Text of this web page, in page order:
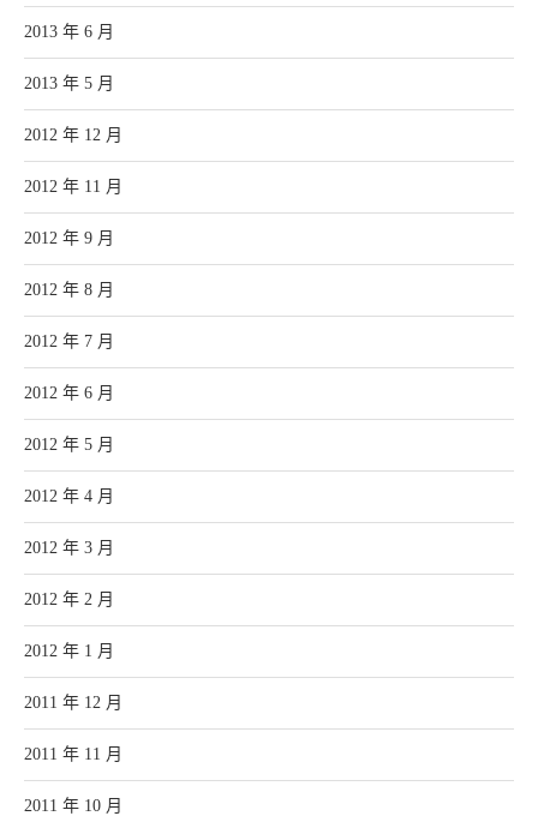
2013 年 6 月
2013 年 5 月
2012 年 12 月
2012 年 11 月
2012 年 9 月
2012 年 8 月
2012 年 7 月
2012 年 6 月
2012 年 5 月
2012 年 4 月
2012 年 3 月
2012 年 2 月
2012 年 1 月
2011 年 12 月
2011 年 11 月
2011 年 10 月